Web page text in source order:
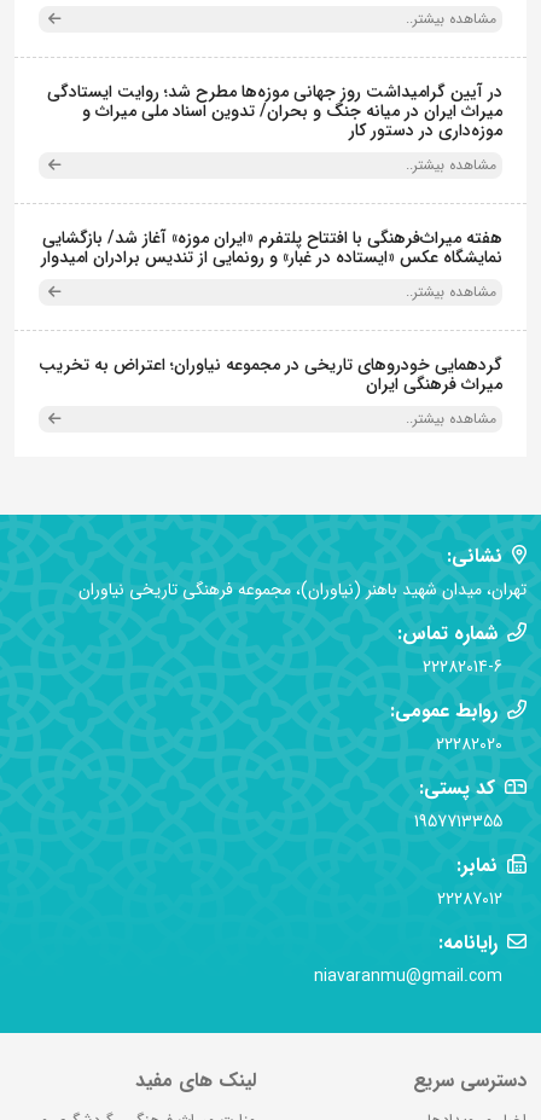
مشاهده بیشتر..
در آیین گرامیداشت روز جهانی موزه‌ها مطرح شد؛ روایت ایستادگی
میراث ایران در میانه جنگ و بحران/ تدوین اسناد ملی میراث و
موزه‌داری در دستور کار
مشاهده بیشتر..
هفته میراث‌فرهنگی با افتتاح پلتفرم «ایران موزه» آغاز شد/ بازگشایی
نمایشگاه عکس «ایستاده در غبار» و رونمایی از تندیس برادران امیدوار
مشاهده بیشتر..
گردهمایی خودروهای تاریخی در مجموعه نیاوران؛ اعتراض به تخریب
میراث فرهنگی ایران
مشاهده بیشتر..
نشانی:
تهران، میدان شهید باهنر (نیاوران)، مجموعه فرهنگی تاریخی نیاوران
شماره تماس:
22282014-6
روابط عمومی:
22282020
کد پستی:
1957713355
نمابر:
22287012
رایانامه:
niavaranmu@gmail.com
دسترسی سریع لینک های مفید